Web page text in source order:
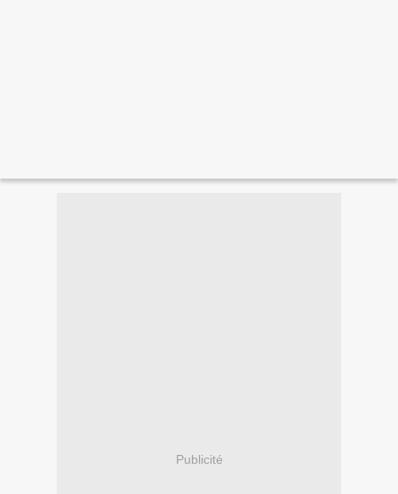
Publicité